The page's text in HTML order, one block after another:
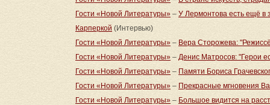
Гости «Новой Литературы» – У Лермонтова есть ещё в
Карперкой (Интервью)
Гости «Новой Литературы» – Вера Сторожева:
Гости «Новой Литературы» – Денис Матросов: "Герои
Гости «Новой Литературы» – Памяти Бориса
Гости «Новой Литературы» – Прекрасные мгновения
Гости «Новой Литературы» – Большое видится на